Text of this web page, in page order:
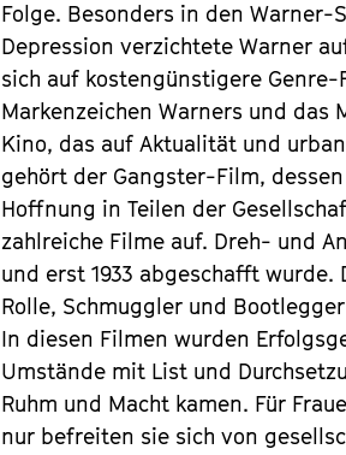
Folge. Besonders in den
Depression verzichtete Warner
sich auf kostengünstigere
Markenzeichen Warners und das
Kino, das auf Aktualität und
gehört der Gangster-Film,
Hoffnung in Teilen der
zahlreiche Filme auf. Dreh- und
und erst 1933 abgeschafft
Rolle, Schmuggler und
In diesen Filmen wurden
Umstände mit List und
Ruhm und Macht kamen. Für
nur befreiten sie sich von